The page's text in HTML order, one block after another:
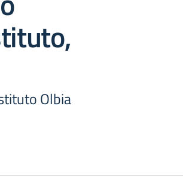
Olbia